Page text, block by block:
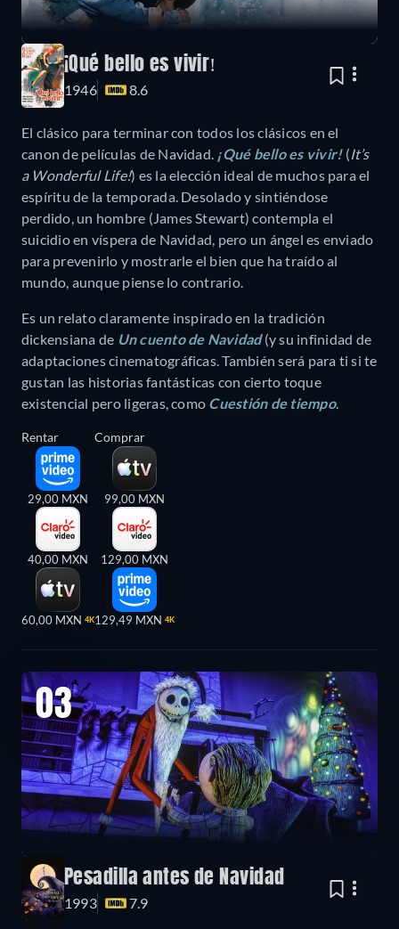
¡Qué bello es vivir!
1946 8.6
El clásico para terminar con todos los clásicos en el
canon de películas de Navidad. ¡Qué bello es vivir!(It’s
a Wonderful Life!) es la elección ideal de muchos para el
espíritu de la temporada. Desolado y sintiéndose
perdido, un hombre (James Stewart) contempla el
suicidio en víspera de Navidad, pero un ángel es enviado
para prevenirlo y mostrarle el bien que ha traído al
mundo, aunque piense lo contrario.
Es un relato claramente inspirado en la tradición
dickensiana de Un cuento de Navidad(y su infinidad de
adaptaciones cinematográficas. También será para ti si te
gustan las historias fantásticas con cierto toque
existencial pero ligeras, como Cuestión de tiempo.
Rentar
29,00 MXN
40,00 MXN
60,00 MXN 4K
Comprar
99,00 MXN
129,00 MXN
129,49 MXN 4K
03
Pesadilla antes de Navidad
1993 7.9